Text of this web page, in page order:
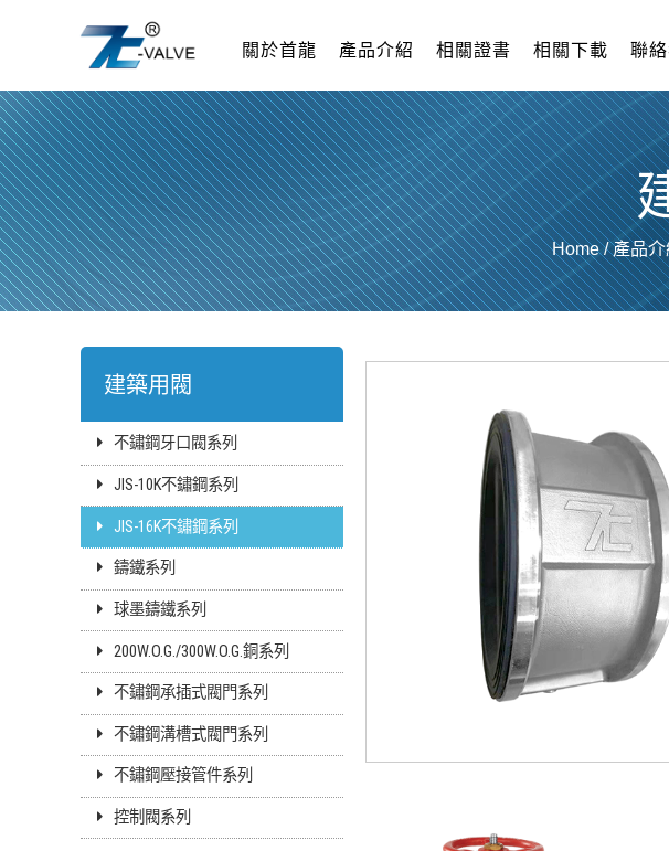
關於首龍 產品介紹 相關證書 相關下載 聯
Home/產品介
建築用閥
不鏽鋼牙口閥系列
JIS-10K不鏽鋼系列
JIS-16K不鏽鋼系列
鑄鐵系列
球墨鑄鐵系列
200W.O.G./300W.O.G.銅系列
不鏽鋼承插式閥門系列
不鏽鋼溝槽式閥門系列
不鏽鋼壓接管件系列
控制閥系列